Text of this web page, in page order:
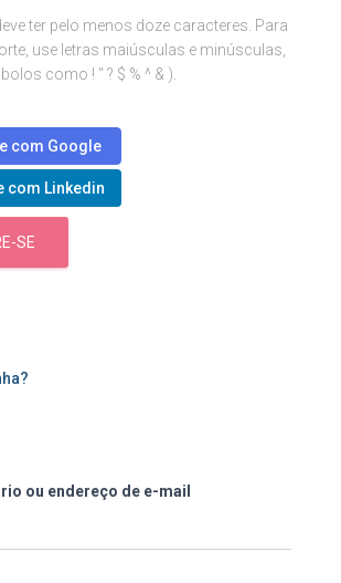
ter pelo menos doze caracteres. Para
use letras maiúsculas e minúsculas,
como ! " ? $ % ^ & ).
com Google
com Linkedin
SE
ou endereço de e-mail